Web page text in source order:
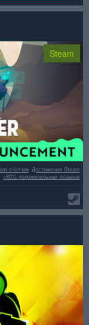
Steam
Достижения Steam
счётчик
>80% положительных отзывов